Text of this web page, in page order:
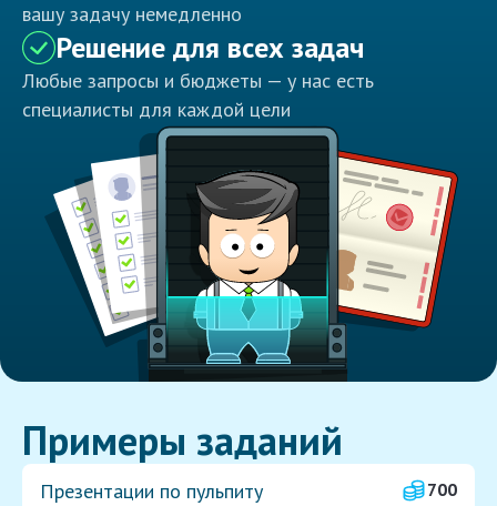
вашу задачу немедленно
Решение для всех задач
Любые запросы и бюджеты — у нас есть
специалисты для каждой цели
Примеры заданий
Презентации по пульпиту
700